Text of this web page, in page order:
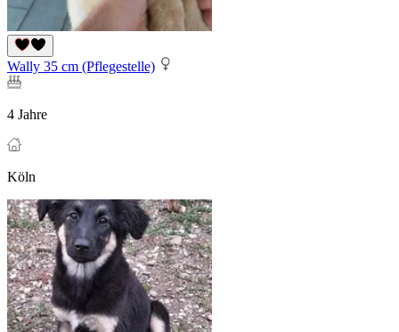
Wally 35 cm (Pflegestelle)
4 Jahre
Köln